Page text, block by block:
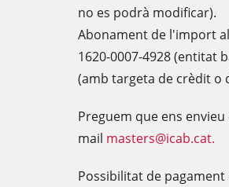
no es podrà modificar).
Abonament de l'import al
1620-0007-4928 (entitat
(amb targeta de crèdit o
Preguem que ens
mail masters@icab.cat.
Possibilitat de